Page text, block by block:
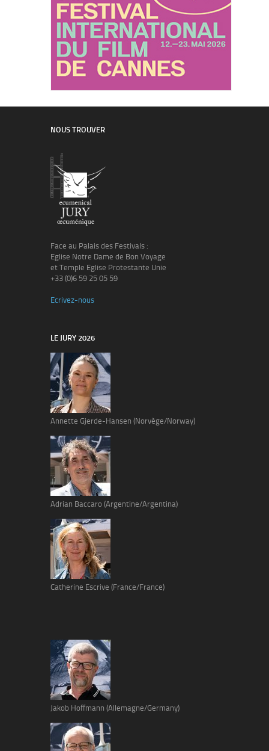
NOUS TROUVER
Face au Palais des Festivals :
Eglise Notre Dame de Bon Voyage
et Temple Eglise Protestante Unie
+33 (0)6 59 25 05 59
Ecrivez-nous
LE JURY 2026
Annette Gjerde-Hansen (Norvège/Norway)
Adrian Baccaro (Argentine/Argentina)
Catherine Escrive (France/France)
Jakob Hoffmann (Allemagne/Germany)